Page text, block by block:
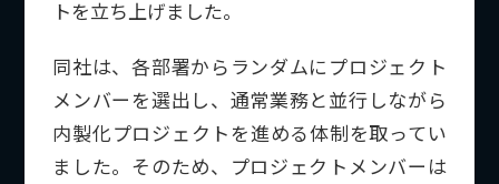
トを立ち上げました。
同社は、各部署からランダムにプロジェクト
メンバーを選出し、通常業務と並行しながら
内製化プロジェクトを進める体制を取ってい
ました。そのため、プロジェクトメンバーは